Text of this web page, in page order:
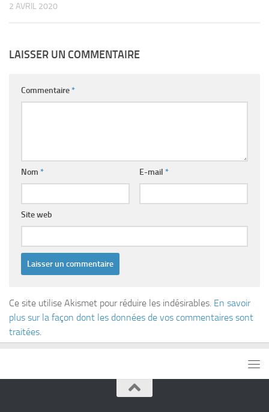
2 AVRIL 2020
LAISSER UN COMMENTAIRE
Commentaire*
Nom * E-mail *
Site web
Ce site utilise Akismet pour réduire les indésirables. En savoir
plus sur la façon dont les données de vos commentaires sont
traitées